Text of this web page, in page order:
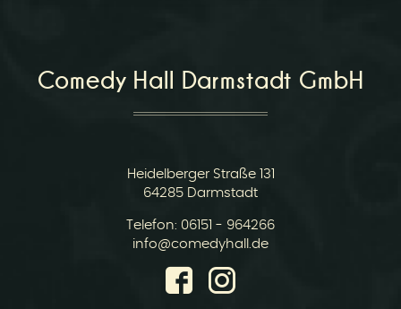
Comedy Hall Darmstadt GmbH
Heidelberger Straße 131
64285 Darmstadt
Telefon: 06151 - 964266
E-
info@comedyhall.de